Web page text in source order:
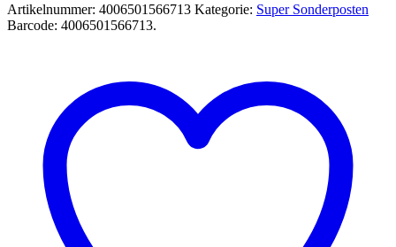
Artikelnummer: 4006501566713 Kategorie: Super Sonderposten
Barcode: 4006501566713.